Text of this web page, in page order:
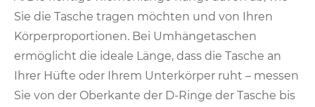
Sie die Tasche tragen möchten und von Ihren
Körperproportionen. Bei Umhängetaschen
ermöglicht die ideale Länge, dass die Tasche an
Ihrer Hüfte oder Ihrem Unterkörper ruht – messen
Sie von der Oberkante der D-Ringe der Tasche bis